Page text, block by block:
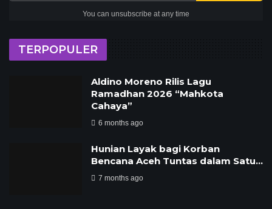
You can unsubscribe at any time
TERPOPULER
Aldino Moreno Rilis Lagu
Ramadhan 2026 “Mahkota
Cahaya”
6 months ago
Hunian Layak bagi Korban
Bencana Aceh Tuntas dalam Satu…
7 months ago